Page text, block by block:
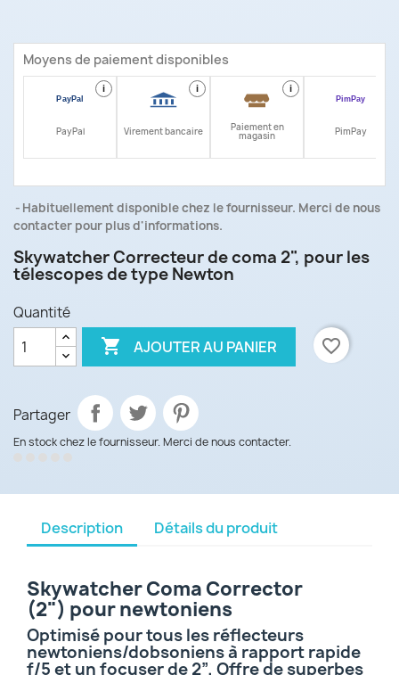
Moyens de paiement disponibles
i
PayPal
i
Virement bancaire
i
Paiement en
magasin PimPay
Habituellement disponible chez le fournisseur. Merci de nous
contacter pour plus d'informations.
Skywatcher Correcteur de coma 2", pour les
télescopes de type Newton
Quantité
 AJOUTER AU PANIER favorite_border
Partager
En stock chez le fournisseur. Merci de nous contacter.
Description Détails du produit
Skywatcher Coma Corrector
(2") pour newtoniens
Optimisé pour tous les réflecteurs
newtoniens/dobsoniens à rapport rapide
f/5 et un focuserde 2”. Offre de superbes